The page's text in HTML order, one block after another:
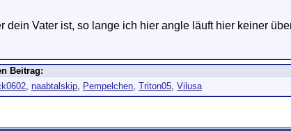
dein Vater ist, so lange ich hier angle läuft hier keiner
Beitrag:
, naabtalskip, Pempelchen, Triton05, Vilusa